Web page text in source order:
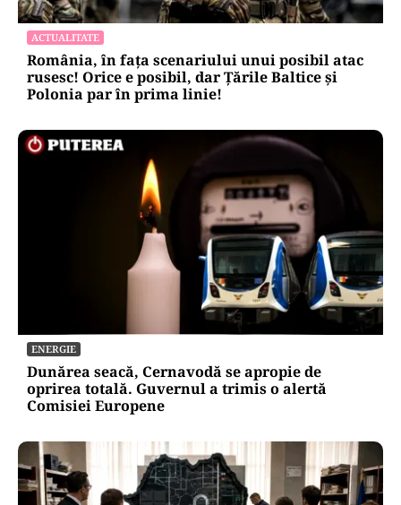
ACTUALITATE
România, în fața scenariului unui posibil atac
rusesc! Orice e posibil, dar Țările Baltice și
Polonia par în prima linie!
ENERGIE
Dunărea seacă, Cernavodă se apropie de
oprirea totală. Guvernul a trimis o alertă
Comisiei Europene